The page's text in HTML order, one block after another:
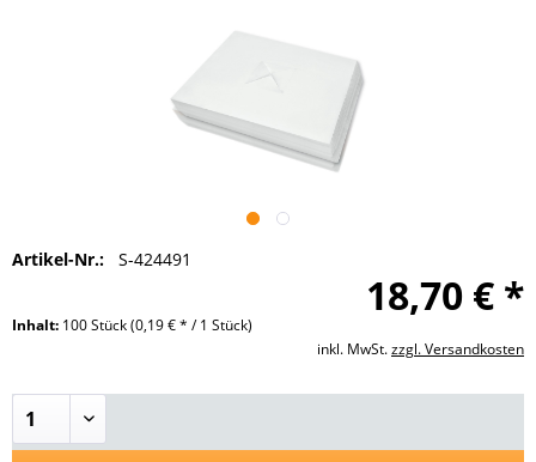
Artikel-Nr.: S-424491
18,70 € *
Inhalt: 100 Stück(0,19 € * / 1 Stück)
inkl. MwSt.zzgl. Versandkosten